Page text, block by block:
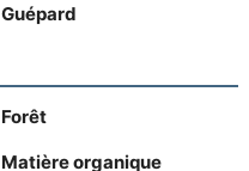
Guépard
Forêt
Matière organique